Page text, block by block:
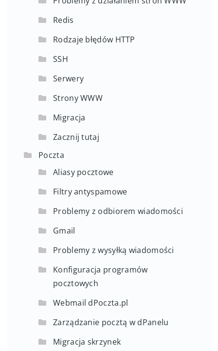
Redis
Rodzaje błędów HTTP
SSH
Serwery
Strony WWW
Migracja
Zacznij tutaj
Poczta
Aliasy pocztowe
Filtry antyspamowe
Problemy z odbiorem wiadomości
Gmail
Problemy z wysyłką wiadomości
Konfiguracja programów
pocztowych
Webmail dPoczta.pl
Zarządzanie pocztą w dPanelu
Migracja skrzynek